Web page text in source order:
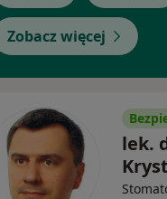
Zobacz więcej
lek.